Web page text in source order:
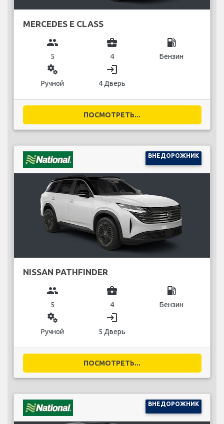
MERCEDES E CLASS
group
5
business_center
4
local_gas_station
Бензин
miscellaneous_services
Ручной
login
4 Дверь
ПОСМОТРЕТЬ...
ВНЕДОРОЖНИК
NISSAN PATHFINDER
group
5
business_center
4
local_gas_station
Бензин
miscellaneous_services
Ручной
login
5 Дверь
ПОСМОТРЕТЬ...
ВНЕДОРОЖНИК